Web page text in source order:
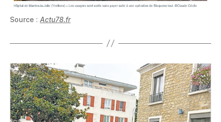
Source : Actu78.fr